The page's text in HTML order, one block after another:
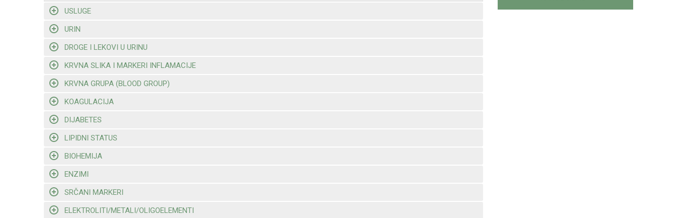
USLUGE
URIN
DROGE I LEKOVI U URINU
KRVNA SLIKA I MARKERI INFLAMACIJE
KRVNA GRUPA (BLOOD GROUP)
KOAGULACIJA
DIJABETES
LIPIDNI STATUS
BIOHEMIJA
ENZIMI
SRČANI MARKERI
ELEKTROLITI/METALI/OLIGOELEMENTI